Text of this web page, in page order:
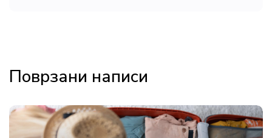
Поврзани написи